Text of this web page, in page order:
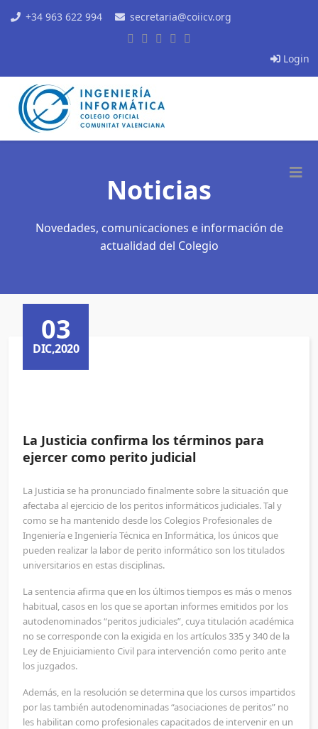
+34 963 622 994 secretaria@coiicv.org
Login
Noticias
Novedades, comunicaciones e información de
actualidad del Colegio
03
DIC,2020
La Justicia confirma los términos para
ejercer como perito judicial
La Justicia se ha pronunciado finalmente sobre la situación que
afectaba al ejercicio de los peritos informáticos judiciales. Tal y
como se ha mantenido desde los Colegios Profesionales de
Ingeniería e Ingeniería Técnica en Informática, los únicos que
pueden realizar la labor de perito informático son los titulados
universitarios en estas disciplinas.
La sentencia afirma que en los últimos tiempos es más o menos
habitual, casos en los que se aportan informes emitidos por los
autodenominados “peritos judiciales”, cuya titulación académica
no se corresponde con la exigida en los artículos 335 y 340 de la
Ley de Enjuiciamiento Civil para intervención como perito ante
los juzgados.
Además, en la resolución se determina que los cursos impartidos
por las también autodenominadas “asociaciones de peritos” no
les habilitan como profesionales capacitados de intervenir en un